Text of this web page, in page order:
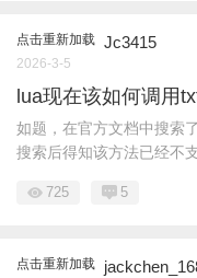
点击重新加载 Jc3415
2026-3-5
lua现在该如何调用
如题，在官方文档中搜索
搜索后得知该方法已经不
725 5
点击重新加载